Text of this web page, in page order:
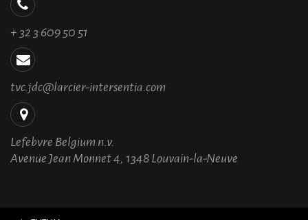
+ 32 3 609 50 51
tvc.jdc@larcier-intersentia.com
Lefebvre Belgium n.v.
Avenue Jean Monnet 4, 1348 Louvain-la-Neuve